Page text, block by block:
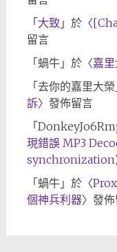
「大致 」於〈
留言
「蝸牛」於〈嘉
「去你的嘉里大榮
訴〉發佈留言
「
現錯誤 MP3
synchronization
「蝸牛」於〈
個神兵利器〉發